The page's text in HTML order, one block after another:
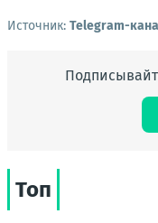
Источник: Telegram-
Топ